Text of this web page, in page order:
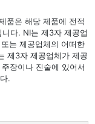
품은 해당 제품에 전적
다. NI는 제3자 제공업
는 제공업체의 어떠한
제3자 제공업체가 제공
장이나 진술에 있어서
.